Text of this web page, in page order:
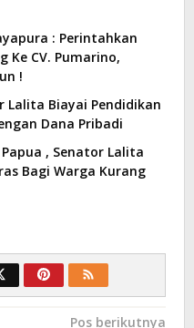
: Perintahkan
Ke CV. Pumarino,
!
Lalita Biayai Pendidikan
Dana Pribadi
, Senator Lalita
Bagi Warga Kurang
Pos berikutnya